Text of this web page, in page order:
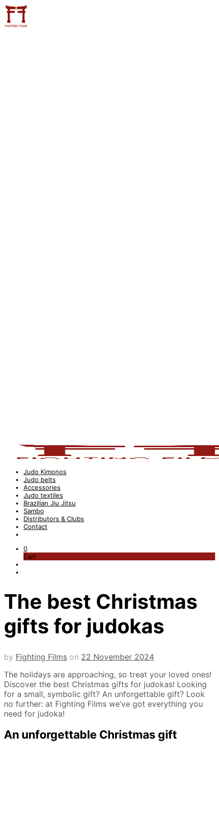
Judo Kimonos
Judo belts
Accessories
Judo textiles
Brazilian Jiu Jitsu
Sambo
Distributors & Clubs
Contact
0
Cart
The best Christmas
gifts for judokas
by Fighting Films on 22 November 2024
The holidays are approaching, so treat your loved ones!
Discover the best Christmas gifts for judokas! Looking
for a small, symbolic gift? An unforgettable gift? Look
no further: at Fighting Films we’ve got everything you
need for judoka!
An unforgettable Christmas gift